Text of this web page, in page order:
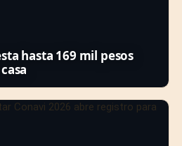
hasta 169 mil pesos